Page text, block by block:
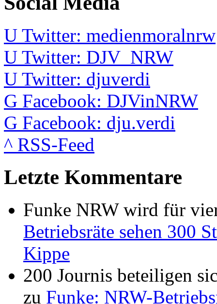
U Twitter: medienmoralnrw
U Twitter: DJV_NRW
U Twitter: djuverdi
G Facebook: DJVinNRW
G Facebook: dju.verdi
^ RSS-Feed
Letzte Kommentare
Funke NRW wird für
Betriebsräte sehen 300
Kippe
200 Journis beteiligen
zu Funke: NRW-